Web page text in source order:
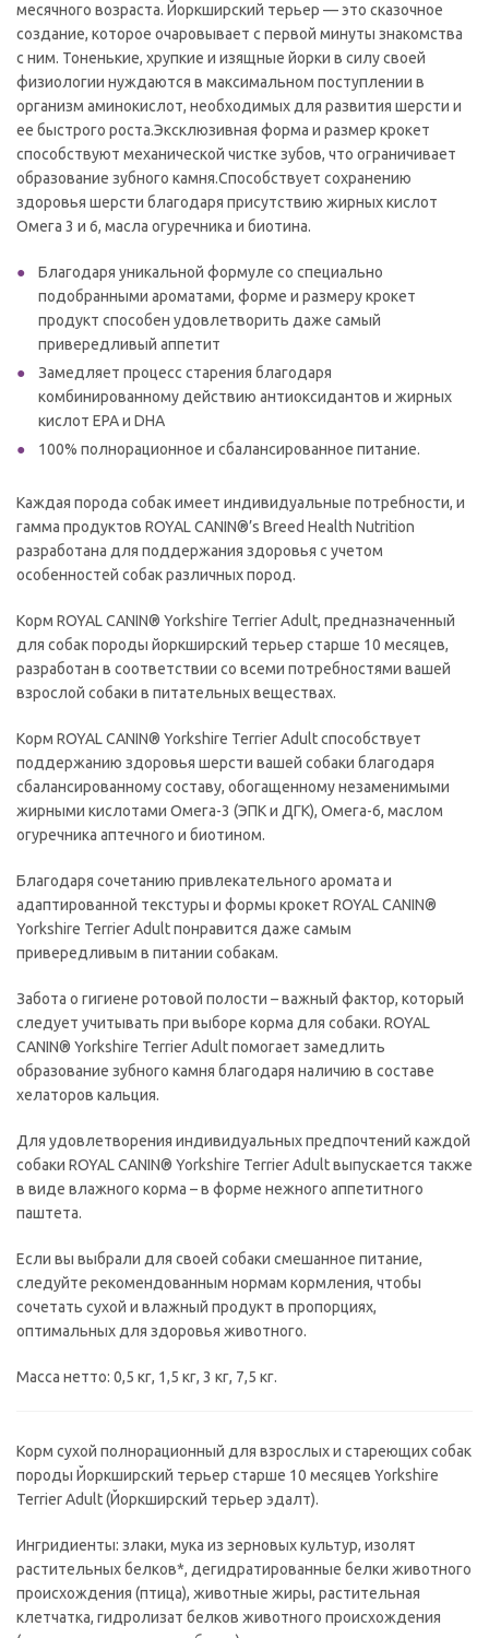
месячного возраста. Йоркширский терьер — это сказочное
создание, которое очаровывает с первой минуты знакомства
с ним. Тоненькие, хрупкие и изящные йорки в силу своей
физиологии нуждаются в максимальном поступлении в
организм аминокислот, необходимых для развития шерсти и
ее быстрого роста.Эксклюзивная форма и размер крокет
способствуют механической чистке зубов, что ограничивает
образование зубного камня.Способствует сохранению
здоровья шерсти благодаря присутствию жирных кислот
Омега 3 и 6, масла огуречника и биотина.
Благодаря уникальной формуле со специально
подобранными ароматами, форме и размеру крокет
продукт способен удовлетворить даже самый
привередливый аппетит
Замедляет процесс старения благодаря
комбинированному действию антиоксидантов и жирных
кислот ЕРА и DHA
100% полнорационное и сбалансированное питание.
Каждая порода собак имеет индивидуальные потребности, и
гамма продуктов ROYAL CANIN®’s Breed Health Nutrition
разработана для поддержания здоровья с учетом
особенностей собак различных пород.
Корм ROYAL CANIN® Yorkshire Terrier Adult, предназначенный
для собак породы йоркширский терьер старше 10 месяцев,
разработан в соответствии со всеми потребностями вашей
взрослой собаки в питательных веществах.
Корм ROYAL CANIN® Yorkshire Terrier Adult способствует
поддержанию здоровья шерсти вашей собаки благодаря
сбалансированному составу, обогащенному незаменимыми
жирными кислотами Омега-3 (ЭПК и ДГК), Омега-6, маслом
огуречника аптечного и биотином.
Благодаря сочетанию привлекательного аромата и
адаптированной текстуры и формы крокет ROYAL CANIN®
Yorkshire Terrier Adult понравится даже самым
привередливым в питании собакам.
Забота о гигиене ротовой полости – важный фактор, который
следует учитывать при выборе корма для собаки. ROYAL
CANIN® Yorkshire Terrier Adult помогает замедлить
образование зубного камня благодаря наличию в составе
хелаторов кальция.
Для удовлетворения индивидуальных предпочтений каждой
собаки ROYAL CANIN® Yorkshire Terrier Adult выпускается также
в виде влажного корма – в форме нежного аппетитного
паштета.
Если вы выбрали для своей собаки смешанное питание,
следуйте рекомендованным нормам кормления, чтобы
сочетать сухой и влажный продукт в пропорциях,
оптимальных для здоровья животного.
Масса нетто: 0,5 кг, 1,5 кг, 3 кг, 7,5 кг.
Корм сухой полнорационный для взрослых и стареющих собак
породы Йоркширский терьер старше 10 месяцев Yorkshire
Terrier Adult (Йоркширский терьер эдалт).
Ингридиенты: злаки, мука из зерновых культур, изолят
растительных белков*, дегидратированные белки животного
происхождения (птица), животные жиры, растительная
клетчатка, гидролизат белков животного происхождения